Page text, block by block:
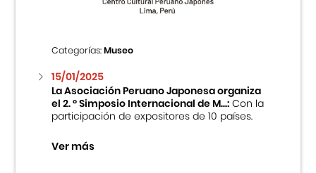
Categorías:Museo
15/01/2025
La Asociación Peruano Japonesa organiza
el 2. ° Simposio Internacional de M...:Con la
participación de expositores de 10 países.
Ver más